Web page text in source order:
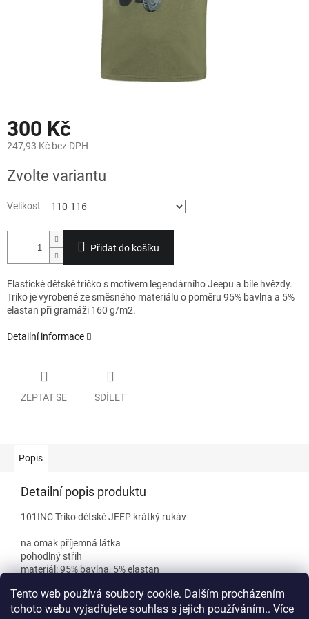
Tento web používá soubory cookie. Dalším procházením
tohoto webu vyjadřujete souhlas s jejich používáním.. Více
300 Kč
247,93 Kč bez DPH
cena:
Zvolte variantu
Velikost
Přidat do košíku
Elastické dětské tričko s motivem legendárního Jeepu a bíle hvězdy.
Triko je vyrobené ze směsného materiálu o poměru 95% bavlna a 5%
elastan při gramáži 160 g/m2.
Detailní informace
ZEPTAT SE SDÍLET
Popis
Detailní popis produktu
101INC Triko dětské JEEP krátký rukáv
na omak příjemná látka
pohodlný střih
materiál: 95% bavlna, 5% elastan